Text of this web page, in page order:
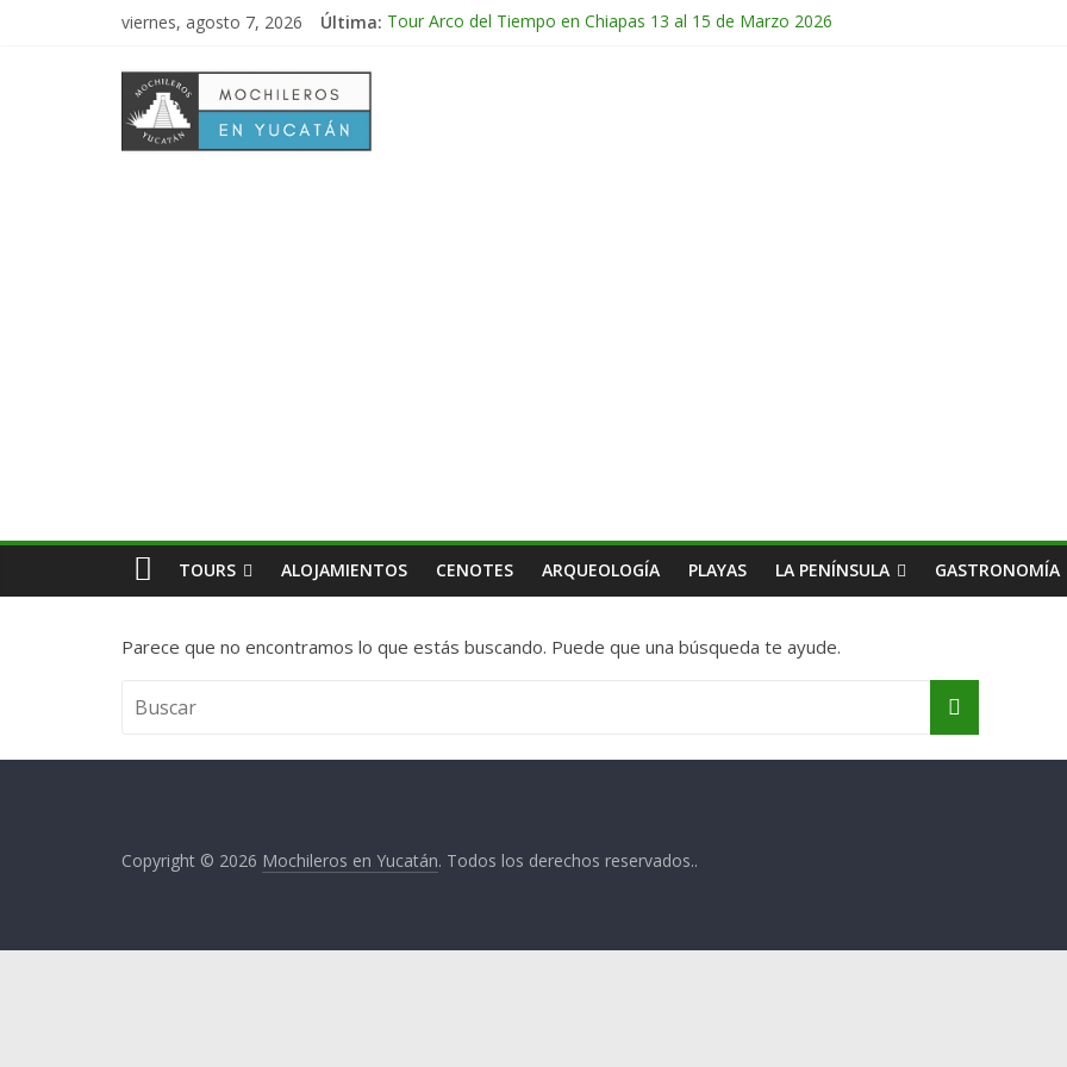
viernes, agosto 7, 2026 Última: Tour Arco del Tiempo en Chiapas 13 al 15 de Marzo 2026
TOURS ALOJAMIENTOS CENOTES ARQUEOLOGÍA PLAYAS LA PENÍNSULA GASTRONOMÍA
Parece que no encontramos lo que estás buscando. Puede que una búsqueda te ayude.
Copyright © 2026 Mochileros en Yucatán. Todos los derechos reservados..